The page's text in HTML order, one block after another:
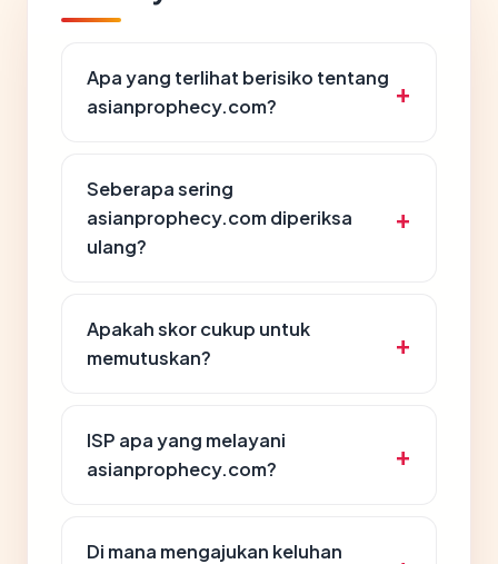
Apa yang terlihat berisiko tentang
asianprophecy.com?
Seberapa sering
asianprophecy.com diperiksa
ulang?
Apakah skor cukup untuk
memutuskan?
ISP apa yang melayani
asianprophecy.com?
Di mana mengajukan keluhan